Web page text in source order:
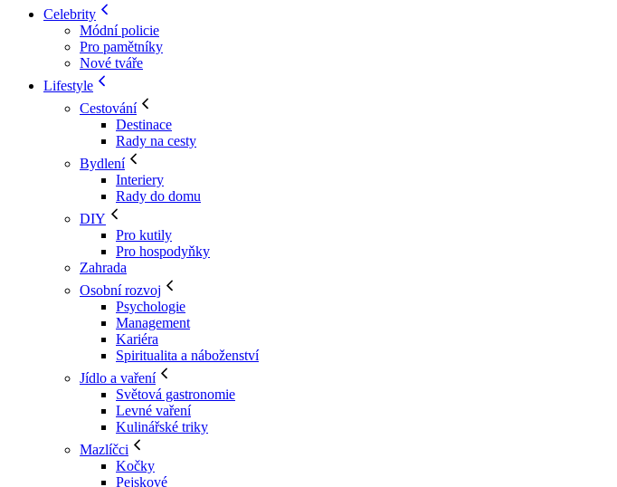
Celebrity
Módní policie
Pro pamětníky
Nové tváře
Lifestyle
Cestování
Destinace
Rady na cesty
Bydlení
Interiery
Rady do domu
DIY
Pro kutily
Pro hospodyňky
Zahrada
Osobní rozvoj
Psychologie
Management
Kariéra
Spiritualita a náboženství
Jídlo a vaření
Světová gastronomie
Levné vaření
Kulinářské triky
Mazlíčci
Kočky
Pejskové